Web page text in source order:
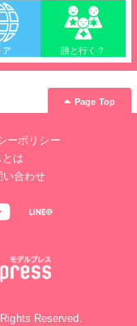
ア 誰と行く？
Page Top
ーポリシー
は
い合わせ
Reserved.